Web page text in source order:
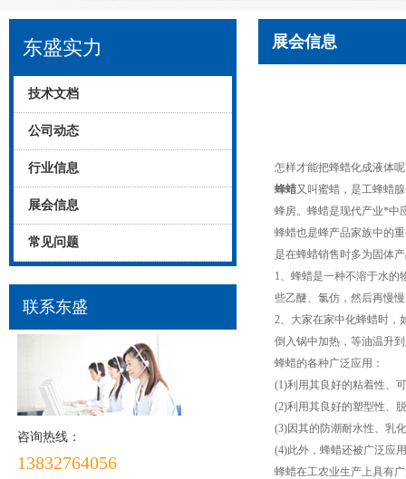
东盛实力
技术文档
公司动态
行业信息
展会信息
常见问题
联系东盛
咨询热线：
13832764056
展会信息
怎样才能把蜂蜡化成液体
蜂蜡又叫蜜蜡，是工蜂蜡
蜂房。蜂蜡是现代产业*中
蜂蜡也是蜂产品家族中的
是在蜂蜡销售时多为固体
1、蜂蜡是一种不溶于水的
些乙醚、氯仿，然后再慢
2、大家在家中化蜂蜡时，
倒入锅中加热，等油温升
蜂蜡的各种广泛应用：
(1)利用其良好的粘着性、
(2)利用其良好的塑型性、
(3)因其的防潮耐水性、乳
(4)此外，蜂蜡还被广泛应
蜂蜡在工农业生产上具有